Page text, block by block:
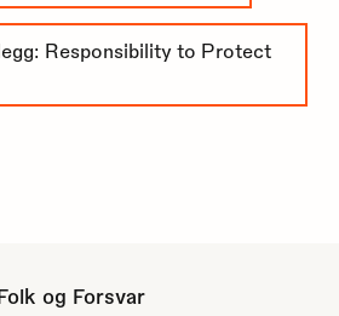
Responsibility to Protect
og Forsvar